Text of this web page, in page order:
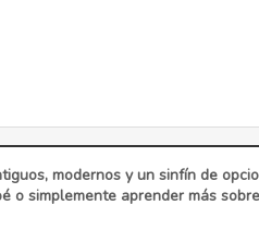
modernos y un sinfín de
simplemente aprender más